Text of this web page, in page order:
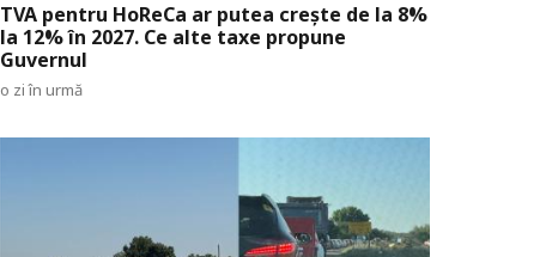
TVA pentru HoReCa ar putea crește de la 8%
la 12% în 2027. Ce alte taxe propune
Guvernul
o zi în urmă